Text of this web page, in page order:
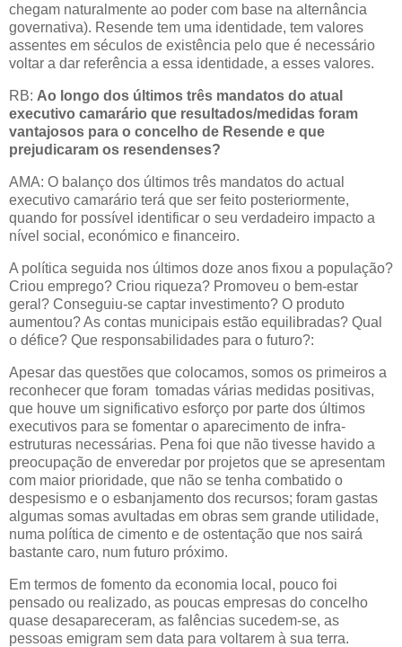
chegam naturalmente ao poder com base na alternância
governativa). Resende tem uma identidade, tem valores
assentes em séculos de existência pelo que é necessário
voltar a dar referência a essa identidade, a esses valores.
RB: Ao longo dos últimos três mandatos do atual
executivo camarário que resultados/medidas foram
vantajosos para o concelho de Resende e que
prejudicaram os resendenses?
AMA: O balanço dos últimos três mandatos do actual
executivo camarário terá que ser feito posteriormente,
quando for possível identificar o seu verdadeiro impacto a
nível social, económico e financeiro.
A política seguida nos últimos doze anos fixou a população?
Criou emprego? Criou riqueza? Promoveu o bem-estar
geral? Conseguiu-se captar investimento? O produto
aumentou? As contas municipais estão equilibradas? Qual
o défice? Que responsabilidades para o futuro?:
Apesar das questões que colocamos, somos os primeiros a
reconhecer que foram tomadas várias medidas positivas,
que houve um significativo esforço por parte dos últimos
executivos para se fomentar o aparecimento de infra-
estruturas necessárias. Pena foi que não tivesse havido a
preocupação de enveredar por projetos que se apresentam
com maior prioridade, que não se tenha combatido o
despesismo e o esbanjamento dos recursos; foram gastas
algumas somas avultadas em obras sem grande utilidade,
numa política de cimento e de ostentação que nos sairá
bastante caro, num futuro próximo.
Em termos de fomento da economia local, pouco foi
pensado ou realizado, as poucas empresas do concelho
quase desapareceram, as falências sucedem-se, as
pessoas emigram sem data para voltarem à sua terra.